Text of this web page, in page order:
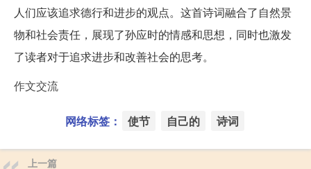
人们应该追求德行和进步的观点。这首诗词融合了自然景
物和社会责任，展现了孙应时的情感和思想，同时也激发
了读者对于追求进步和改善社会的思考。
作文交流
网络标签： 使节 自己的 诗词
上一篇